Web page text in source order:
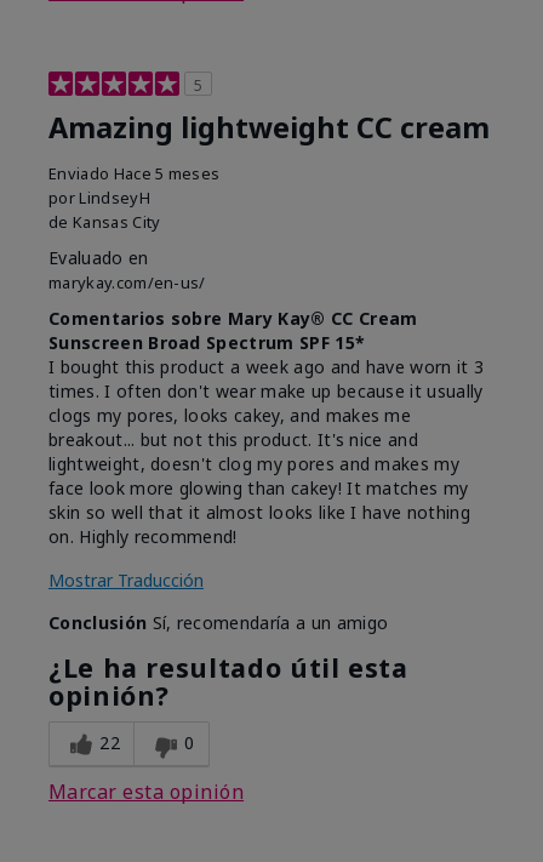
5
Amazing lightweight CC cream
Enviado Hace 5 meses
por LindseyH
de Kansas City
Evaluado en
marykay.com/en-us/
Comentarios sobre Mary Kay® CC Cream
Sunscreen Broad Spectrum SPF 15*
I bought this product a week ago and have worn it 3
times. I often don't wear make up because it usually
clogs my pores, looks cakey, and makes me
breakout... but not this product. It's nice and
lightweight, doesn't clog my pores and makes my
face look more glowing than cakey! It matches my
skin so well that it almost looks like I have nothing
on. Highly recommend!
Mostrar Traducción
Conclusión Sí, recomendaría a un amigo
¿Le ha resultado útil esta
opinión?
22 0
Marcar esta opinión